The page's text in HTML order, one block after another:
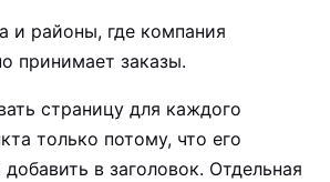
и районы, где компания
принимает заказы.
страницу для каждого
только потому, что его
в заголовок. Отдельная